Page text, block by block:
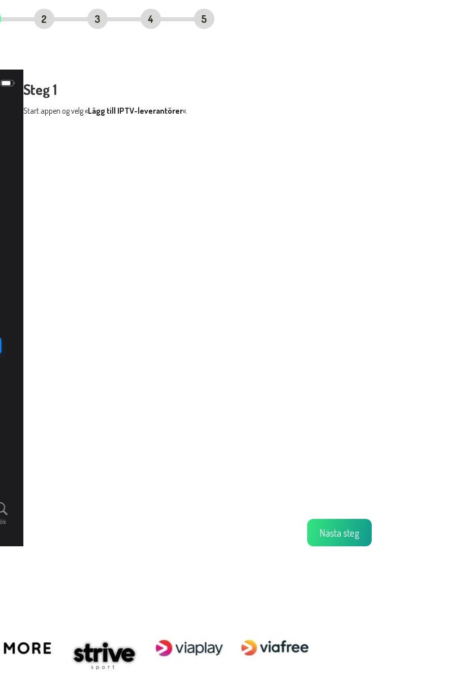
2 3 4 5
Steg 1
Start appen og velg «Lägg till IPTV-leverantörer«.
Nästa steg